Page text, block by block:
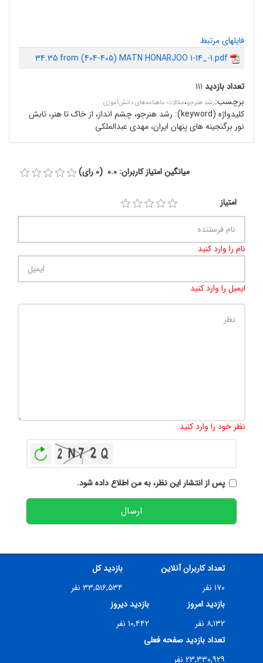
فایلهای مرتبط
34.35 from (404-405) MATN HONARJOO 1-14_-1.pdf
تعداد بازدید ۱۱۱
برچسب:رشد هنرجو،مقالات ماهنامه‌های دانش‌آموزی
کلیدواژه (keyword):
رشد هنرجو، چشم انداز، از خاک تا هنر، تابش
نور برگنجینه های پنهان ایران، مهدی عبدالملکی
میانگین امتیاز کاربران: 0.0 (0 رای)
امتیاز
نام را وارد کنید
ایمیل را وارد کنید
نظر خود را وارد کنید
پس از انتشار این نظر، به من اطلاع داده شود.
ارسال
تعداد کاربران آنلاین
۱۷۰ نفر
بازدید کل
۳۳,۵۱۶,۵۳۴ نفر
بازدید امروز
۸,۱۳۲ نفر
بازدید دیروز
۱۰,۴۴۲ نفر
تعداد بازدید صفحه فعلی
۲۳,۳۳۰,۹۲۹ نفر